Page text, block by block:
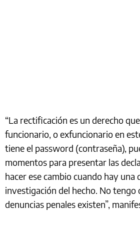
“La rectificación es un derecho
funcionario, o exfuncionario en
tiene el password (contraseña),
momentos para presentar las
hacer ese cambio cuando hay una
investigación del hecho. No tengo
denuncias penales existen”,